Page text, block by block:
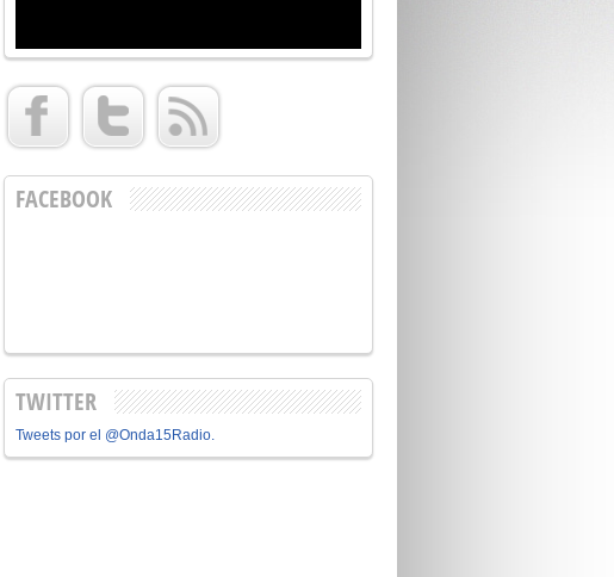
FACEBOOK
TWITTER
Tweets por el @Onda15Radio.